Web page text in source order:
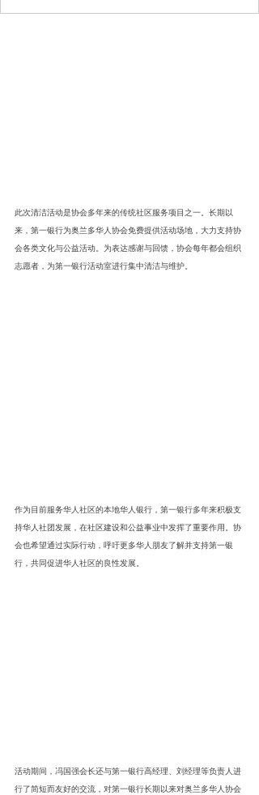
此次清洁活动是协会多年来的传统社区服务项目之一。长期以
来，第一银行为奥兰多华人协会免费提供活动场地，大力支持协
会各类文化与公益活动。为表达感谢与回馈，协会每年都会组织
志愿者，为第一银行活动室进行集中清洁与维护。
作为目前服务华人社区的本地华人银行，第一银行多年来积极支
持华人社团发展，在社区建设和公益事业中发挥了重要作用。协
会也希望通过实际行动，呼吁更多华人朋友了解并支持第一银
行，共同促进华人社区的良性发展。
活动期间，冯国强会长还与第一银行高经理、刘经理等负责人进
行了简短而友好的交流，对第一银行长期以来对奥兰多华人协会